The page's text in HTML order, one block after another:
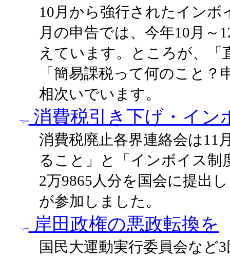
10月から強行されたインボ
月の申告では、今年10月～
えています。ところが、
「簡易課税って何のこと
相次いでいます。
消費税引き下げ・イン
消費税廃止各界連絡会は11
ること」と「インボイス制
2万9865人分を国会に提出
が参加しました。
岸田政権の悪政転換を
国民大運動実行委員会など